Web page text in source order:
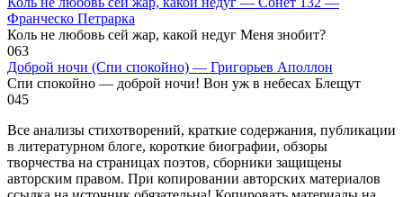
Франческо Петрарка
Коль не любовь сей жар, какой недуг Меня знобит?
063
Доброй ночи (Спи спокойно) — Григорьев Аполлон
Спи спокойно — доброй ночи! Вон уж в небесах Блещут
045
Все анализы стихотворений, краткие содержания, публикации
в литературном блоге, короткие биографии, обзоры
творчества на страницах поэтов, сборники защищены
авторским правом. При копировании авторских материалов